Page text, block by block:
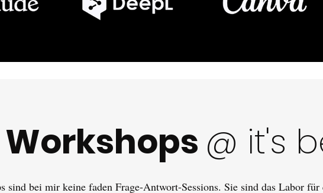
Workshops @ it's
sind bei mir keine faden Frage-Antwort-Sessions. Sie sind das Labor